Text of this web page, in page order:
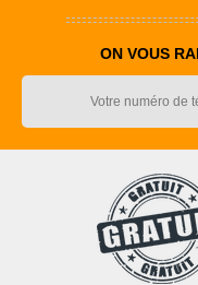
ON VOUS